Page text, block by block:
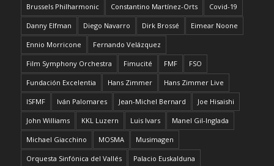
Brussels Philharmonic Constantino Martínez-Orts Covid-19
Danny Elfman Diego Navarro Dirk Brossé Eimear Noone
Ennio Morricone Fernando Velázquez
Film Symphony Orchestra Fimucité FMF FSO
Fundación Excelentia Hans Zimmer Hans Zimmer Live
ISFMF Iván Palomares Jean-Michel Bernard Joe Hisaishi
John Williams KKL Luzern Luis Ivars Manel Gil-Inglada
Michael Giacchino MOSMA Musimagen
Orquesta Sinfónica del Vallés Palacio Euskalduna